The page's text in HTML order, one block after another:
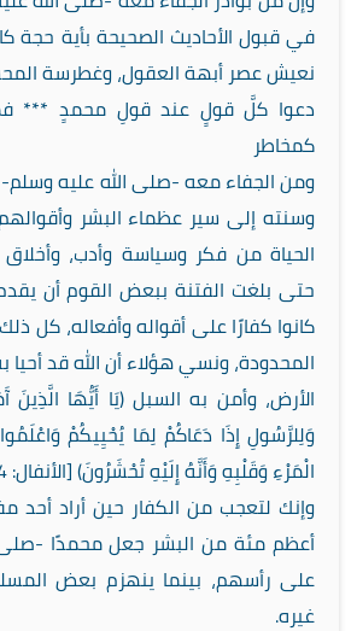
في قبول الأحاديث الصحيحة بأية حجة
نعيش عصر أبهة العقول، وغطرسة
دعوا كلَّ قولٍ عند قولِ محمدٍ ***
كمخاطر
ومن الجفاء معه -صلى الله عليه
وسنته إلى سير عظماء البشر
الحياة من فكر وسياسة وأدب،
حتى بلغت الفتنة ببعض القوم أن
كانوا كفارًا على أقواله وأفعاله، كل
المحدودة، ونسي هؤلاء أن الله قد أحيا
الأرض، وأمن به السبل (يَا أَيُّهَا الَّذِينَ
وَلِلرَّسُولِ إِذَا دَعَاكُمْ لِمَا يُحْيِيكُمْ
الْمَرْءِ وَقَلْبِهِ وَأَنَّهُ إِلَيْهِ تُحْشَرُونَ) [الأنفال: 24].
وإنك لتعجب من الكفار حين أراد
أعظم مئة من البشر جعل محمدًا -صلى
على رأسهم، بينما ينهزم بعض
غيره.